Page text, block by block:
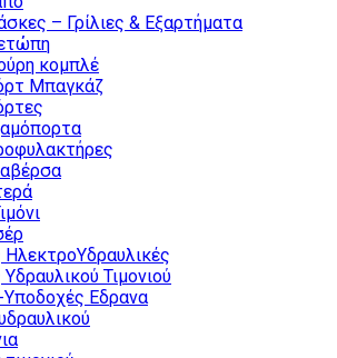
– Γρίλιες & Εξαρτήματα
κομπλέ
Μπαγκάζ
ΗλεκτροΥδραυλικές
Τιμονιού
Υποδοχές Εδρανα